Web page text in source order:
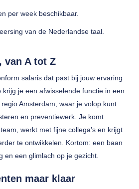
per week beschikbaar.
van de Nederlandse taal.
van A tot Z
salaris dat past bij jouw ervaring
je een afwisselende functie in een
Amsterdam, waar je volop kunt
en preventiewerk. Je komt
werkt met fijne collega’s en krijgt
te ontwikkelen. Kortom: een baan
en een glimlach op je gezicht.
maar klaar